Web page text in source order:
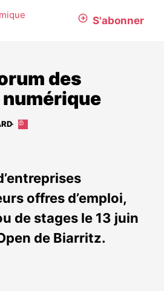
S'abonner
des
Cet
abonnés
offres d’emploi,
de stages le 13 juin
de Biarritz.